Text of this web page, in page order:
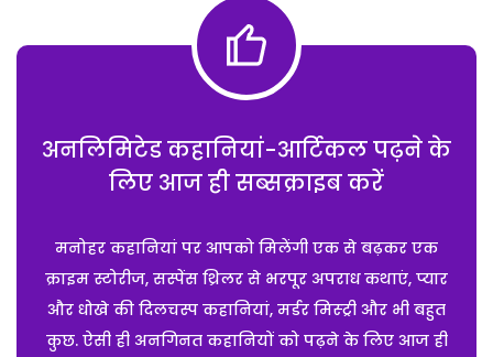
अनलिमिटेड कहानियां-आर्टिकल पढ़ने के
लिए आज ही सब्सक्राइब करें
मनोहर कहानियां पर आपको मिलेंगी एक से बढ़कर एक
क्राइम स्टोरीज, सस्पेंस थ्रिलर से भरपूर अपराध कथाएं, प्यार
और धोखे की दिलचस्प कहानियां, मर्डर मिस्ट्री और भी बहुत
कुछ. ऐसी ही अनगिनत कहानियों को पढ़ने के लिए आज ही